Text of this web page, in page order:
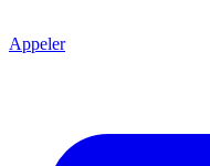
Appeler